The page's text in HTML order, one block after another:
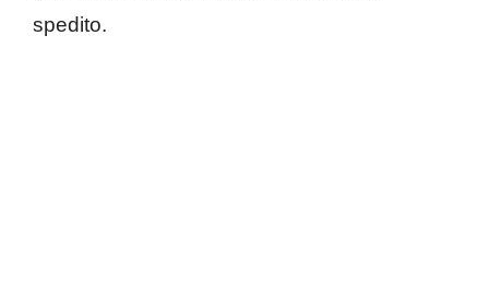
spedito.